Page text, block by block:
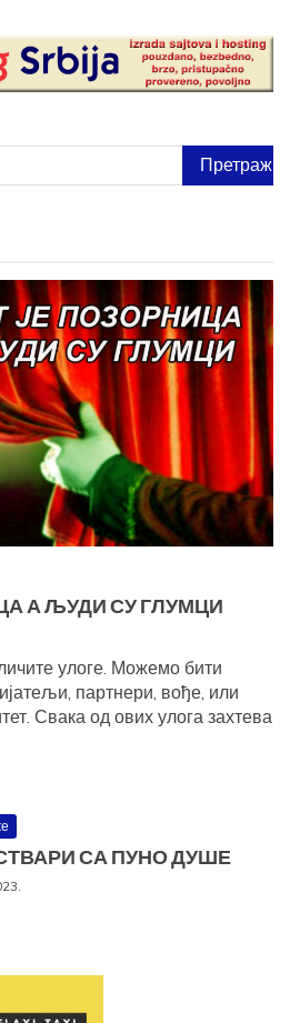
А ЉУДИ СУ ГЛУМЦИ
улоге. Можемо бити
партнери, вође, или
Свака од ових улога захтева
СА ПУНО ДУШЕ